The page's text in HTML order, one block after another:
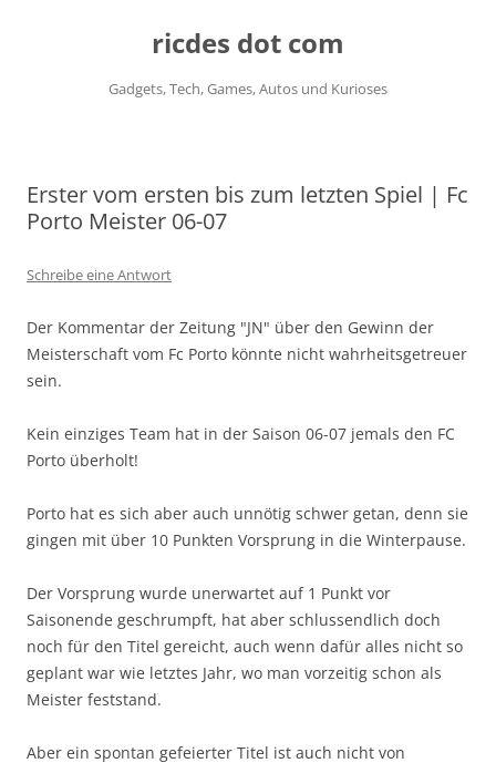
ricdes dot com
Gadgets, Tech, Games, Autos und Kurioses
Erster vom ersten bis zum letzten Spiel | Fc
Porto Meister 06-07
Schreibe eine Antwort
Der Kommentar der Zeitung "JN" über den Gewinn der
Meisterschaft vom Fc Porto könnte nicht wahrheitsgetreuer
sein.
Kein einziges Team hat in der Saison 06-07 jemals den FC
Porto überholt!
Porto hat es sich aber auch unnötig schwer getan, denn sie
gingen mit über 10 Punkten Vorsprung in die Winterpause.
Der Vorsprung wurde unerwartet auf 1 Punkt vor
Saisonende geschrumpft, hat aber schlussendlich doch
noch für den Titel gereicht, auch wenn dafür alles nicht so
geplant war wie letztes Jahr, wo man vorzeitig schon als
Meister feststand.
Aber ein spontan gefeierter Titel ist auch nicht von